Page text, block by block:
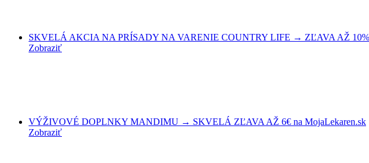
SKVELÁ AKCIA NA PRÍSADY NA VARENIE COUNTRY LIFE → ZĽAVA AŽ 10%
Zobraziť
VÝŽIVOVÉ DOPLNKY MANDIMU → SKVELÁ ZĽAVA AŽ 6€ na MojaLekaren.sk
Zobraziť